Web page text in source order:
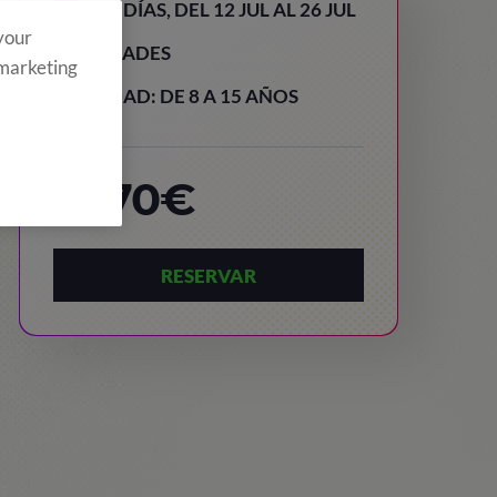
15 DÍAS, DEL 12 JUL AL 26 JUL
PRADES
EDAD: DE 8 A 15 AÑOS
1.670€
RESERVAR